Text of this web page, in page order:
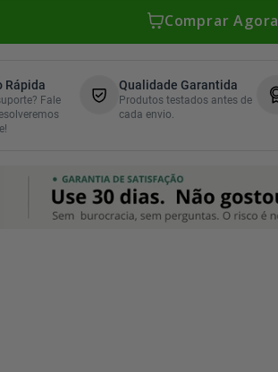
Comprar Agora
Rápida
Fale
Qualidade Garantida
Produtos testados antes de
cada envio.